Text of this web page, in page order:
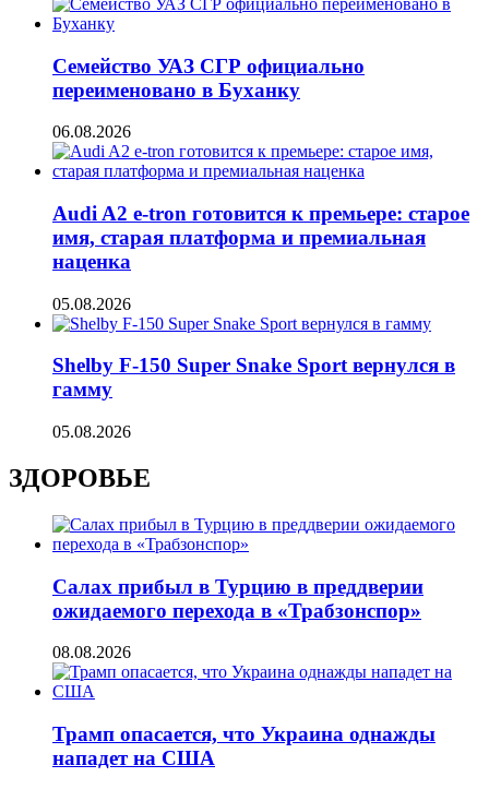
Семейство УАЗ СГР официально
переименовано в Буханку
06.08.2026
Audi A2 e-tron готовится к премьере: старое
имя, старая платформа и премиальная
наценка
05.08.2026
Shelby F-150 Super Snake Sport вернулся в
гамму
05.08.2026
ЗДОРОВЬЕ
Салах прибыл в Турцию в преддверии
ожидаемого перехода в «Трабзонспор»
08.08.2026
Трамп опасается, что Украина однажды
нападет на США